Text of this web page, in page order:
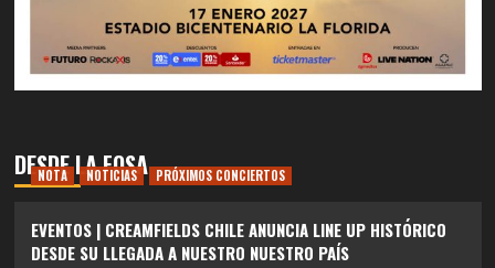
DESDE LA FOSA
NOTA NOTICIAS PRÓXIMOS CONCIERTOS
EVENTOS | CREAMFIELDS CHILE ANUNCIA LINE UP HISTÓRICO
DESDE SU LLEGADA A NUESTRO NUESTRO PAÍS